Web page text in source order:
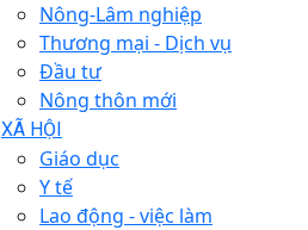
Nông-Lâm nghiệp
Thương mại - Dịch vụ
Đầu tư
Nông thôn mới
XÃ HỘI
Giáo dục
Y tế
Lao động - việc làm